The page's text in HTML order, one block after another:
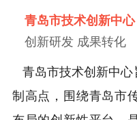
青岛市技术创新中心
创新研发 成果转化
青岛市技术创新中
制高点，围绕青岛市